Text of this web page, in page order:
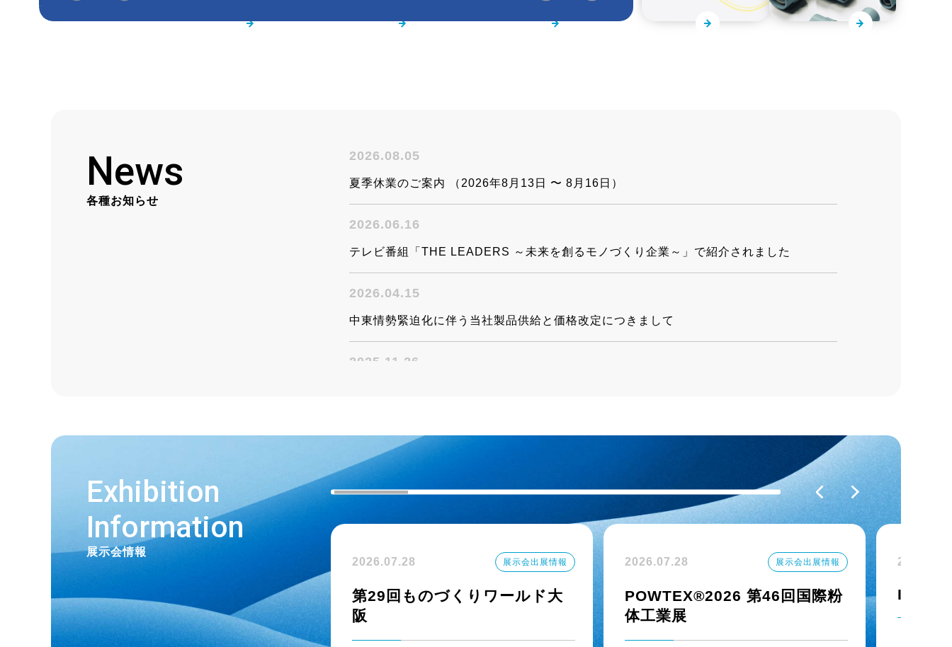
News
各種お知らせ
2026.08.05
夏季休業のご案内 （2026年8月13日 〜 8月16日）
2026.06.16
テレビ番組「THE LEADERS ～未来を創るモノづくり企業～」で紹介されました
2026.04.15
中東情勢緊迫化に伴う当社製品供給と価格改定につきまして
2025.11.26
【新商品】粉だまり・帯電防止継手「トヨコネクタ TC6-FE」発売
2025.11.21
【新サイズ発売】難燃性一体型「フレイムブロック ハイブリッドULホース」
2025.11.21
【新サイズ発売】食品・化粧品・製薬用「フッソサーモ-S100℃ホース」
2025.09.01
Exhibition
Information
展示会情報
2026.07.28
展示会出展情報
第29回ものづくりワールド大
阪
2026.07.28 展示会出展情報
POWTEX®2026 第46回国際粉
体工業展
IPF